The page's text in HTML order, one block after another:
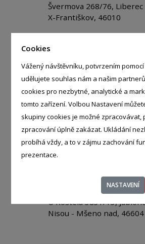
Cookies
Vážený návštěvníku, potvrzením
udělujete souhlas nám a našim
cookies pro nezbytné, analytické a
tomto zařízení. Volbou Nastavení
skupiny cookies je možné zpracovávat,
zpracování úplně zakázat. Ukládání
probíhá vždy, a to v zájmu zachování
prezentace.
NASTAVENÍ
Švermova 268/76,
X-Františkov, 46010
md-p.s.materialy
14200
Miloslav Drbohlav
U Kostela 3831/13,
Nisou - Mšeno nad, 46604